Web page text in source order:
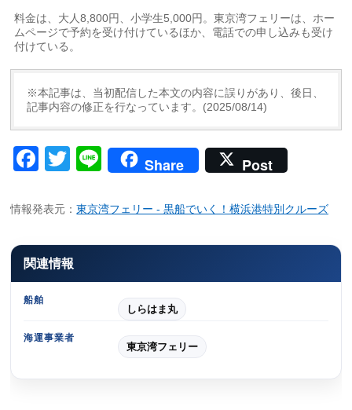
料金は、大人8,800円、小学生5,000円。東京湾フェリーは、ホー
ムページで予約を受け付けているほか、電話での申し込みも受け
付けている。
※本記事は、当初配信した本文の内容に誤りがあり、後日、
記事内容の修正を行なっています。(2025/08/14)
Facebook
Twitter
LineShare Post
情報発表元：東京湾フェリー - 黒船でいく！横浜港特別クルーズ
関連情報
船舶
しらはま丸
海運事業者
東京湾フェリー